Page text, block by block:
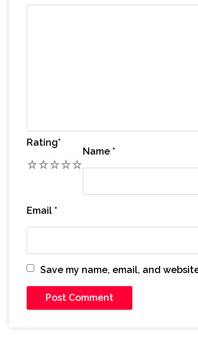
Rating*
5
4
3
2
Name *
Email *
Save my name, email, and